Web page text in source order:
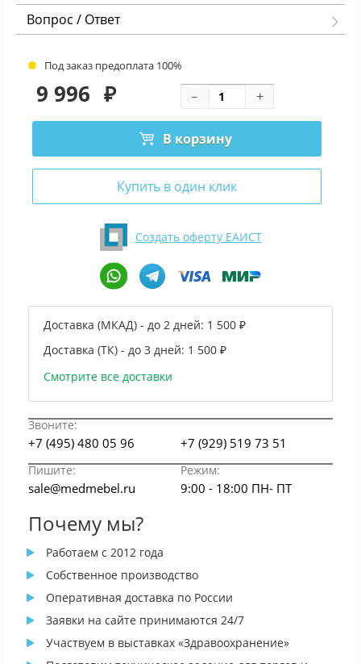
Вопрос / Ответ
Под заказ предоплата 100%
9 996 ₽
В корзину
Купить в один клик
Создать оферту ЕАИСТ
Доставка (МКАД) - до 2 дней: 1 500 ₽
Доставка (ТК) - до 3 дней: 1 500 ₽
Смотрите все доставки
Звоните:
+7 (495) 480 05 96 +7 (929) 519 73 51
Пишите: Режим:
sale@medmebel.ru 9:00 - 18:00 ПН- ПТ
Почему мы?
Работаем с 2012 года
Собственное производство
Оперативная доставка по России
Заявки на сайте принимаются 24/7
Участвуем в выставках «Здравоохранение»